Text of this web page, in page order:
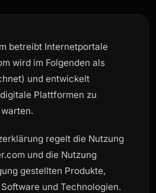
betreibt Internetportale
wird im Folgenden als
und entwickelt
Plattformen zu
regelt die Nutzung
und die Nutzung
gestellten Produkte,
und Technologien.